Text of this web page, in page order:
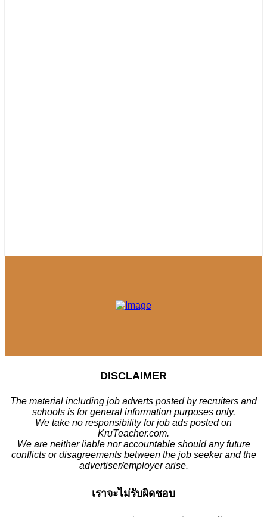
DISCLAIMER
The material including job adverts posted by recruiters and
schools is for general information purposes only.
We take no responsibility for job ads posted on
KruTeacher.com.
We are neither liable nor accountable should any future
conflicts or disagreements between the job seeker and the
advertiser/employer arise.
เราจะไม่รับผิดชอบ